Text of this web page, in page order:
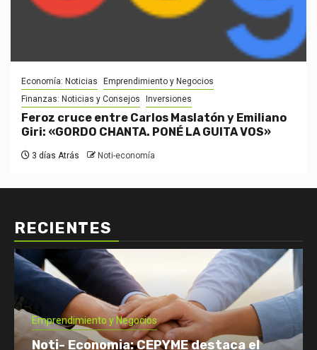
Economía: Noticias
Emprendimiento y Negocios
Finanzas: Noticias y Consejos
Inversiones
Feroz cruce entre Carlos Maslatón y Emiliano
Giri: «GORDO CHANTA. PONÉ LA GUITA VOS»
3 días Atrás Noti-economía
RECIENTES
y Negocios
CEPYME destaca el
Economía: Noticias
Finanzas: Noticias y
Tomás Rebord